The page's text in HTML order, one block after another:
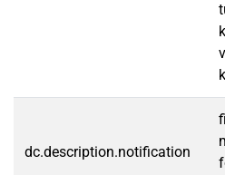
dc.description.notification